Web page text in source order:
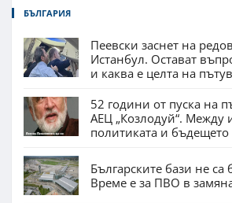
БЪЛГАРИЯ
Пеевски заснет на
Истанбул. Остават
и каква е целта на
52 години от пуска на
АЕЦ „Козлодуй“. Между
политиката и бъдещето
Българските бази не са
Време е за ПВО в